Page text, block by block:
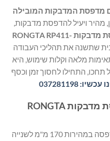
מדפסת המדבקות המובילה
מהיר ויעיל להדפסת מדבקות,
מדפסת מדבקות RONGTA RP411-
שתשנה את תהליכי העבודה
מלאה וקלות שימוש, היא
התחילו לחסוך זמן וכסף
037281198
⚡ יתרונות המוצר – מדפסת מדבקות RONGTA
הדפסה במהירות 170 מ"מ לשנייה